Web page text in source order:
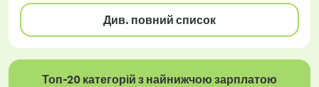
Див. повний список
Топ-20 категорій з найнижчою зарплатою